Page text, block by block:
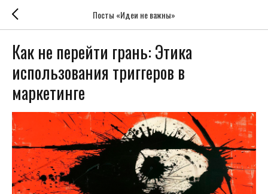
Посты «Идеи не важны»
Как не перейти грань: Этика
использования триггеров в
маркетинге